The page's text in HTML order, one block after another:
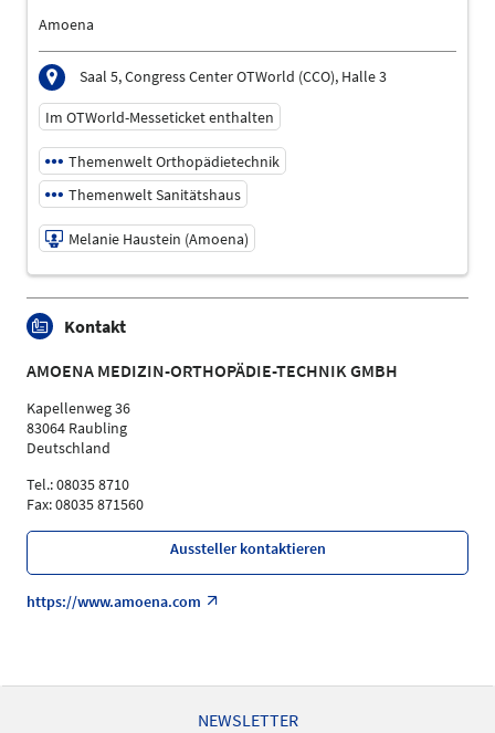
Amoena
Saal 5, Congress Center OTWorld (CCO), Halle 3
Im OTWorld-Messeticket enthalten
Themenwelt Orthopädietechnik
Themenwelt Sanitätshaus
Melanie Haustein (Amoena)
19.05.2026 | 11:00 - 11:45
Melanie Haustein (Amoena)
Sprache
Deutsch
Themen
Versorgungsbereich "Krebserkrankungen" |
Orthopädietechnik | Sanitätshaus
Kontakt
AMOENA MEDIZIN-ORTHOPÄDIE-TECHNIK GMBH
Kapellenweg 36
83064 Raubling
Deutschland
Tel.: 08035 8710
Fax: 08035 871560
Aussteller kontaktieren
https://www.amoena.com
NEWSLETTER